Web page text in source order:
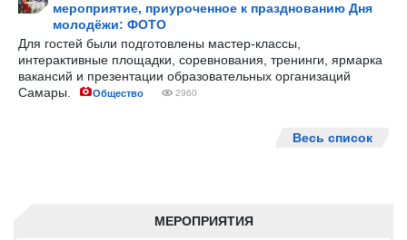
МЕРОПРИЯТИЯ
мероприятие, приуроченное к празднованию Дня
молодёжи: ФОТО
Для гостей были подготовлены мастер-классы,
интерактивные площадки, соревнования, тренинги, ярмарка
вакансий и презентации образовательных организаций
Самары.
Общество 2960
Весь список